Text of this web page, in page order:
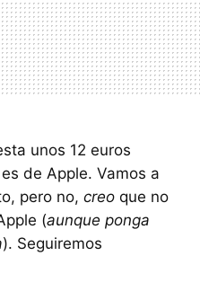
unos 12 euros
de Apple. Vamos a
pero no, creo que no
(aunque ponga
). Seguiremos